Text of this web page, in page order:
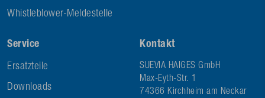
Whistleblower-Meldestelle
Service
Ersatzteile
Downloads
Kontakt
SUEVIA HAIGES GmbH
Max-Eyth-Str. 1
74366 Kirchheim am Neckar